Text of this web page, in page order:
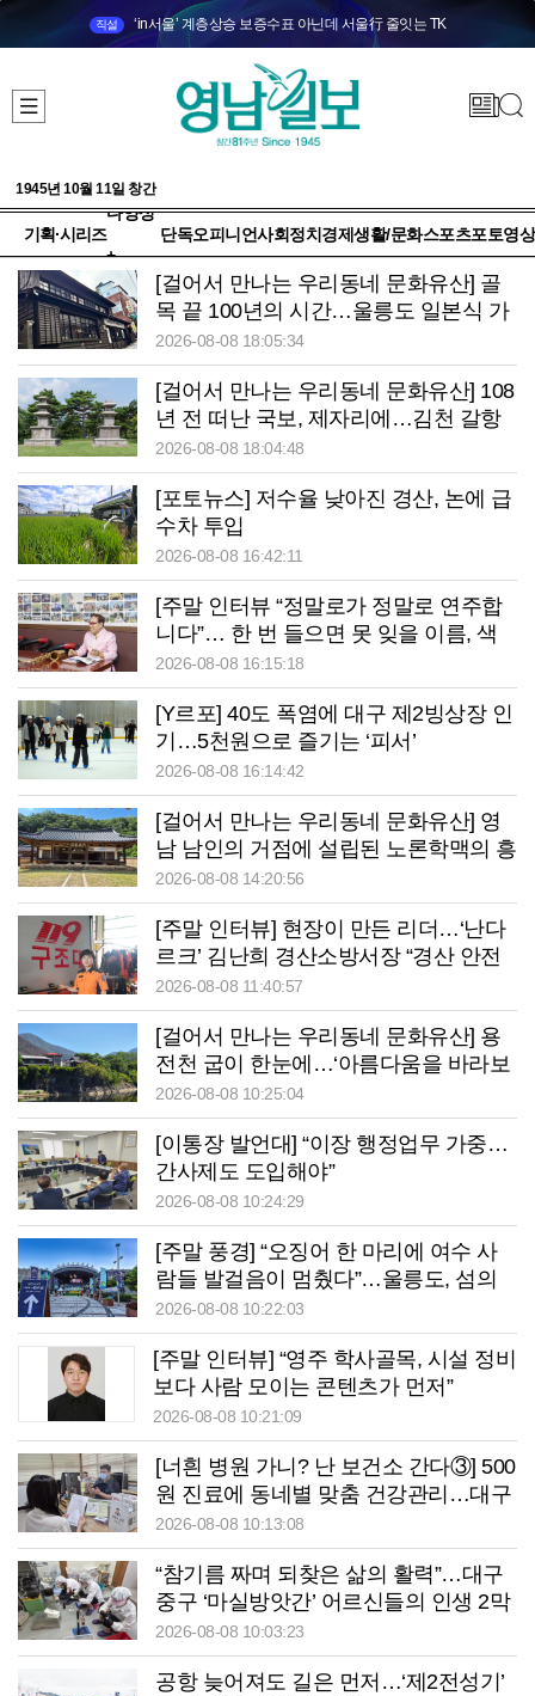
직설 ‘in서울’ 계층상승 보증수표 아닌데 서울行 줄잇는 TK
1945년 10월 11일 창간
기획·시리즈
다양성
+
단독오피니언사회정치 경제생활/문화스포츠포토영상
[걸어서 만나는 우리동네 문화유산] 골
목 끝 100년의 시간…울릉도 일본식 가
옥이 말하는 ‘잊지 말아야 할 역사’
2026-08-08 18:05:34
[걸어서 만나는 우리동네 문화유산] 108
년 전 떠난 국보, 제자리에…김천 갈항
사지 발굴 착수
2026-08-08 18:04:48
[포토뉴스] 저수율 낮아진 경산, 논에 급
수차 투입
2026-08-08 16:42:11
[주말 인터뷰 “정말로가 정말로 연주합
니다”… 한 번 들으면 못 잊을 이름, 색
소폰으로 이웃 웃게 만드는 사나이
2026-08-08 16:15:18
[Y르포] 40도 폭염에 대구 제2빙상장 인
기…5천원으로 즐기는 ‘피서’
2026-08-08 16:14:42
[걸어서 만나는 우리동네 문화유산] 영
남 남인의 거점에 설립된 노론학맥의 흥
암서원
2026-08-08 14:20:56
[주말 인터뷰] 현장이 만든 리더…‘난다
르크’ 김난희 경산소방서장 “경산 안전
책임지겠습니다”
2026-08-08 11:40:57
[걸어서 만나는 우리동네 문화유산] 용
전천 굽이 한눈에…‘아름다움을 바라보
는’ 청송 망미정
2026-08-08 10:25:04
[이통장 발언대] “이장 행정업무 가중…
간사제도 도입해야”
2026-08-08 10:24:29
[주말 풍경] “오징어 한 마리에 여수 사
람들 발걸음이 멈췄다”…울릉도, 섬의
날서 ‘통했다’
2026-08-08 10:22:03
[주말 인터뷰] “영주 학사골목, 시설 정비
보다 사람 모이는 콘텐츠가 먼저”
2026-08-08 10:21:09
[너흰 병원 가니? 난 보건소 간다③] 500
원 진료에 동네별 맞춤 건강관리…대구
중구보건소의 변신
2026-08-08 10:13:08
“참기름 짜며 되찾은 삶의 활력”…대구
중구 ‘마실방앗간’ 어르신들의 인생 2막
2026-08-08 10:03:23
공항 늦어져도 길은 먼저…‘제2전성기’